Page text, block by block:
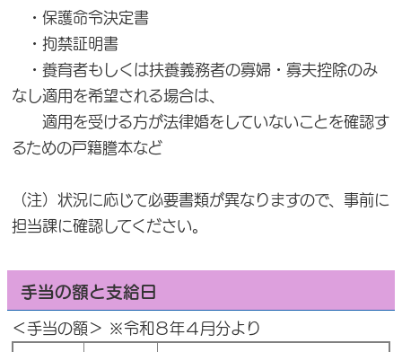
・保護命令決定書
・拘禁証明書
・養育者もしくは扶養義務者の寡婦・寡夫控除のみ
なし適用を希望される場合は、
適用を受ける方が法律婚をしていないことを確認す
るための戸籍謄本など
（注）状況に応じて必要書類が異なりますので、事前に
担当課に確認してください。
手当の額と支給日
＜手当の額＞ ※令和８年４月分より